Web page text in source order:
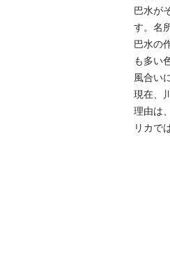
巴水が
す。名
巴水の
も多い
風合い
現在、
理由は
リカで